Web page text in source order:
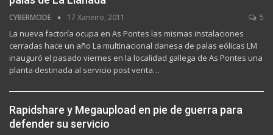
CYBERMODE 17 Xaneiro, 2011 5
La nueva factoría ocupa en As Pontes las mismas instalaciones
cerradas hace un año La multinacional danesa de palas eólicas LM
inauguró el pasado viernes en la localidad gallega de As Pontes una
planta destinada al servicio post venta…
Rapidshare y Megaupload en pie de guerra para
defender su servicio